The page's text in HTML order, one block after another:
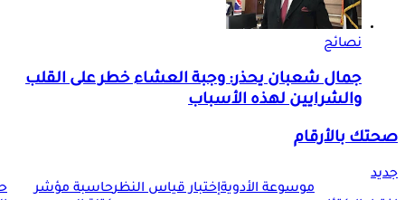
نصائح
جمال شعبان يحذر: وجبة العشاء خطر على القلب
والشرايين لهذه الأسباب
صحتك بالأرقام
جديد
موسوعة الأدويةإختبار قياس النظرحاسبة مؤشر